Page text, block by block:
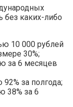
без каких-либо
10 000 рублей
30%;
за 6 месяцев
за полгода;
38% за 6